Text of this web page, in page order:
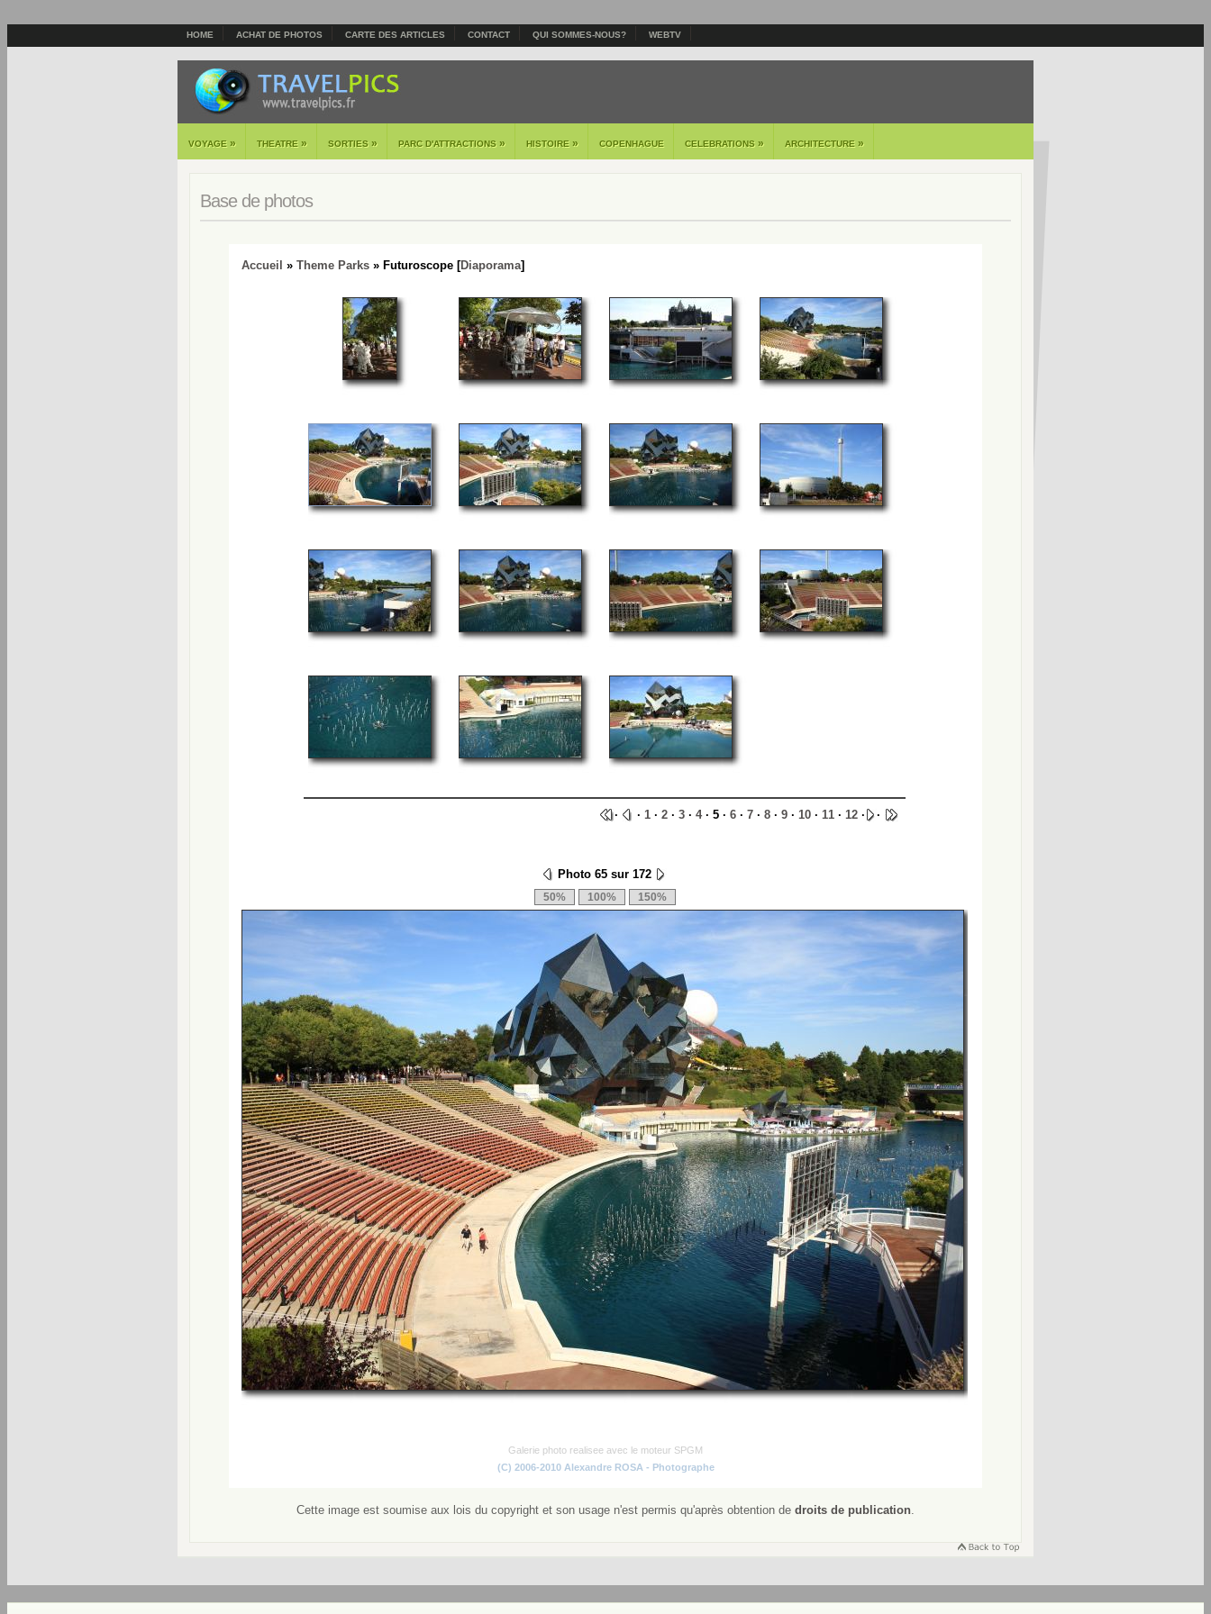
HOME ACHAT DE PHOTOS CARTE DES ARTICLES CONTACT QUI SOMMES-NOUS? WEBTV
VOYAGE » THEATRE » SORTIES » PARC D'ATTRACTIONS » HISTOIRE » COPENHAGUE CELEBRATIONS » ARCHITECTURE »
Base de photos
Accueil » Theme Parks » Futuroscope [Diaporama]
· · 1 · 2 · 3 · 4· 5 · 6 · 7 · 8 · 9 · 10 · 11 · 12 · ·
Photo 65 sur 172
Galerie photo realisee avec le moteur SPGM
(C) 2006-2010 Alexandre ROSA - Photographe
Cette image est soumise aux lois du copyright et son usage n'est permis qu'après obtention de droits de publication.